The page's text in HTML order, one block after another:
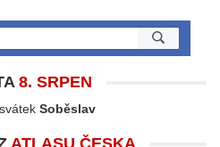
8. SRPEN
Soběslav
ATLASU ČESKA